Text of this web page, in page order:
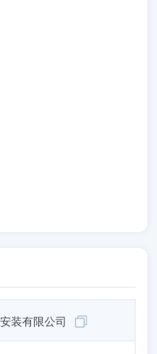
装有限公司